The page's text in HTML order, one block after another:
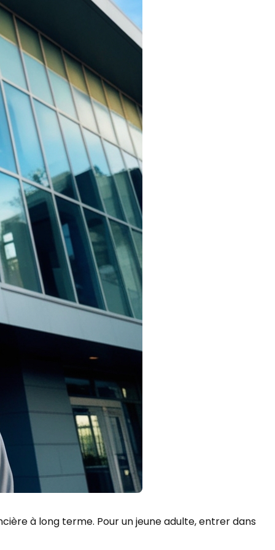
à long terme. Pour un jeune adulte, entrer dans